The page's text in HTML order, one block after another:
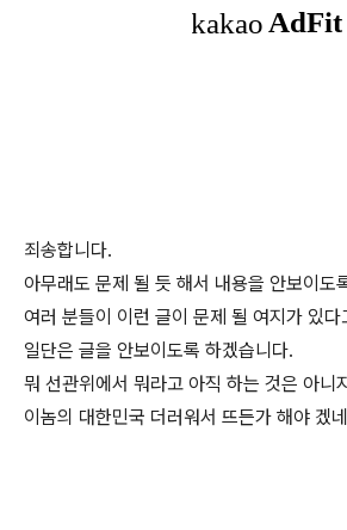
죄송합니다.
아무래도 문제 될 듯 해서 내용을 안보이도
여러 분들이 이런 글이 문제 될 여지가 있
일단은 글을 안보이도록 하겠습니다.
뭐 선관위에서 뭐라고 아직 하는 것은 아니
이놈의 대한민국 더러워서 뜨든가 해야 겠